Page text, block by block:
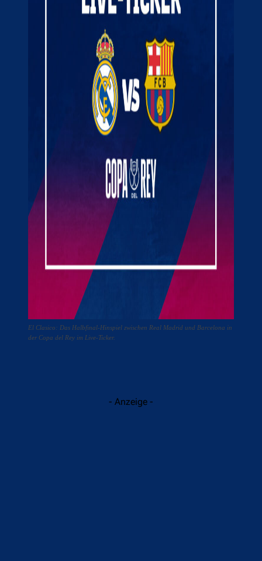
El Clasico: Das Halbfinal-Hinspiel zwischen Real Madrid und Barcelona in
der Copa del Rey im Live-Ticker.
- Anzeige -